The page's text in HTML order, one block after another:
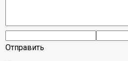
Отправить